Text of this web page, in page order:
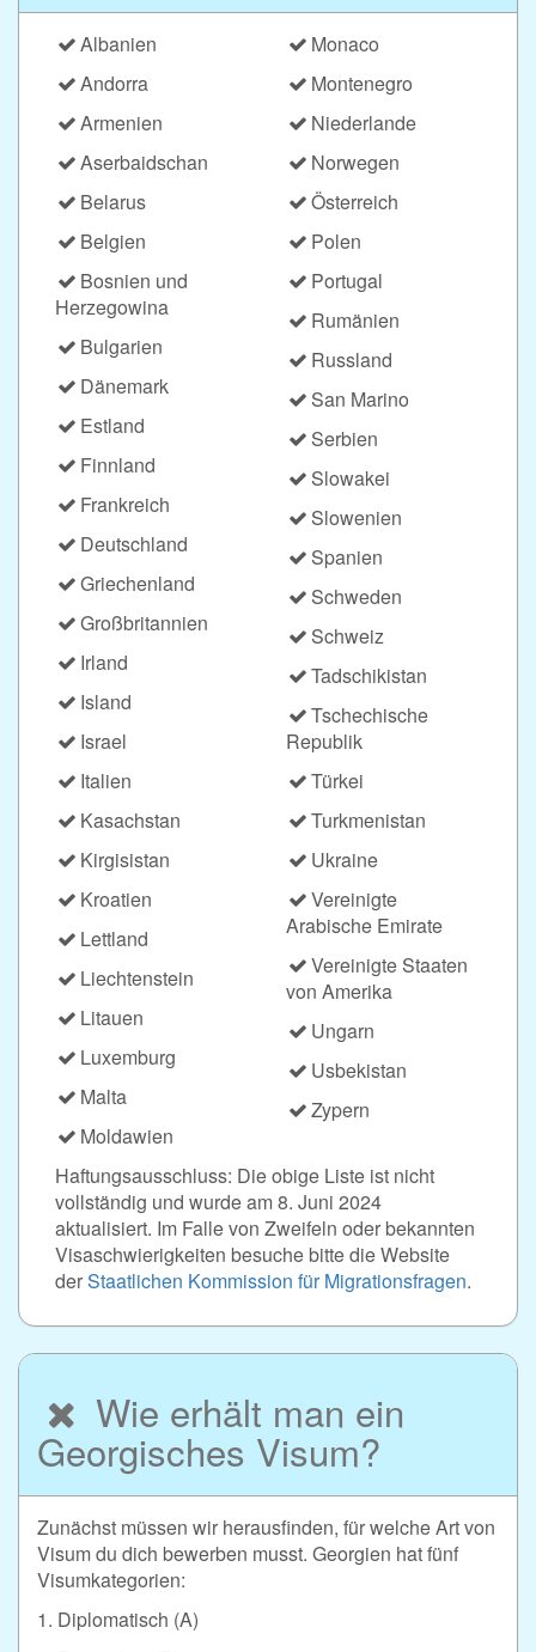
Albanien
Andorra
Armenien
Aserbaidschan
Belarus
Belgien
Bosnien und
Herzegowina
Bulgarien
Dänemark
Estland
Finnland
Frankreich
Deutschland
Griechenland
Großbritannien
Irland
Island
Israel
Italien
Kasachstan
Kirgisistan
Kroatien
Lettland
Liechtenstein
Litauen
Luxemburg
Malta
Moldawien
Monaco
Montenegro
Niederlande
Norwegen
Österreich
Polen
Portugal
Rumänien
Russland
San Marino
Serbien
Slowakei
Slowenien
Spanien
Schweden
Schweiz
Tadschikistan
Tschechische
Republik
Türkei
Turkmenistan
Ukraine
Vereinigte
Arabische Emirate
Vereinigte Staaten
von Amerika
Ungarn
Usbekistan
Zypern
Haftungsausschluss: Die obige Liste ist nicht
vollständig und wurde am 8. Juni 2024
aktualisiert. Im Falle von Zweifeln oder bekannten
Visaschwierigkeiten besuche bitte die Website
derStaatlichen Kommission für Migrationsfragen.
Wie erhält man ein
Georgisches Visum?
Zunächst müssen wir herausfinden, für welche Art von
Visum du dich bewerben musst. Georgien hat fünf
Visumkategorien:
1. Diplomatisch (A)